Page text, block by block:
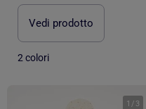
Vedi prodotto
2 colori
1 / 3